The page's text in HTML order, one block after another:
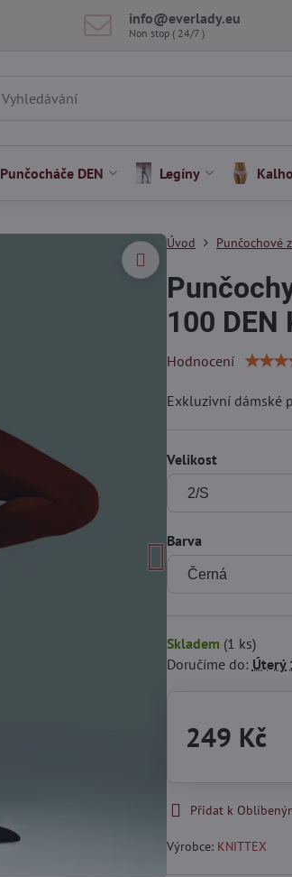
info​@everlady​.eu
Non stop ( 24/7 )
Punčocháče DEN Legíny
Úvod Punčochové
100 DEN
Hodnocení
Exkluzivní dámské
Velikost
Barva
Skladem (1 ks)
Doručíme do: Úterý
249 Kč
Přidat k
Výrobce: KNITTEX